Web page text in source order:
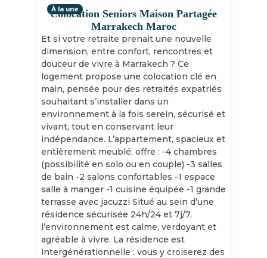
Colocation Seniors Maison Partagée
Marrakech Maroc
Et si votre retraite prenait une nouvelle
dimension, entre confort, rencontres et
douceur de vivre à Marrakech ? Ce
logement propose une colocation clé en
main, pensée pour des retraités expatriés
souhaitant s’installer dans un
environnement à la fois serein, sécurisé et
vivant, tout en conservant leur
indépendance. L’appartement, spacieux et
entièrement meublé, offre : -4 chambres
(possibilité en solo ou en couple) -3 salles
de bain -2 salons confortables -1 espace
salle à manger -1 cuisine équipée -1 grande
terrasse avec jacuzzi Situé au sein d’une
résidence sécurisée 24h/24 et 7j/7,
l’environnement est calme, verdoyant et
agréable à vivre. La résidence est
intergénérationnelle : vous y croiserez des
À la une